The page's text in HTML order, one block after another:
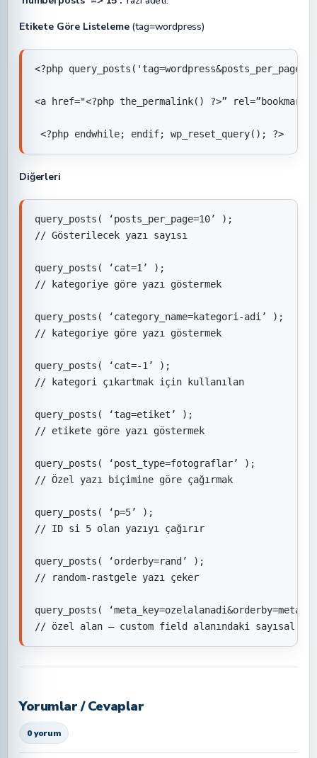
Etikete Göre Listeleme(tag=wordpress)
<?php
<a href="<?php the_permalink() ?>”
<?php endwhile; endif; wp_reset_query(); ?>
Diğerleri
query_posts( ‘posts_per_page=10’ );
// Gösterilecek yazı sayısı
query_posts( ‘cat=1’ );
// kategoriye göre yazı göstermek
query_posts( ‘category_name=kategori-adi’ );
// kategoriye göre yazı göstermek
query_posts( ‘cat=-1’ );
// kategori çıkartmak için kullanılan
query_posts( ‘tag=etiket’ );
// etikete göre yazı göstermek
query_posts( ‘post_type=fotograflar’ );
// Özel yazı biçimine göre çağırmak
query_posts( ‘p=5’ );
// ID si 5 olan yazıyı çağırır
query_posts( ‘orderby=rand’ );
// random-rastgele yazı çeker
query_posts(
// özel alan – custom field alanındaki sayısal
Yorumlar / Cevaplar
0 yorum